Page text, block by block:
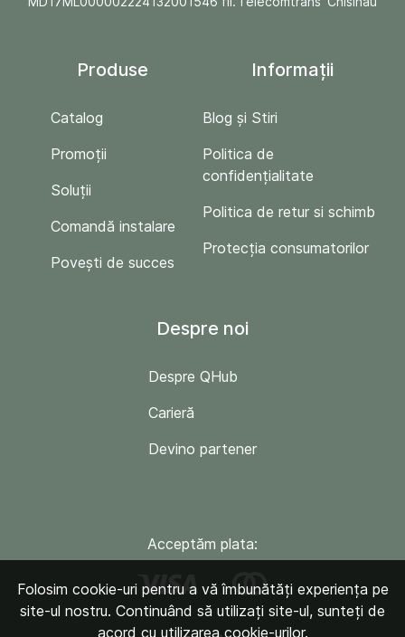
Produse
Catalog
Promoții
Soluții
Comandă instalare
Povești de succes
Informații
Blog și Stiri
Politica de
confidențialitate
Politica de retur si schimb
Protecția consumatorilor
Despre noi
Despre QHub
Carieră
Devino partener
Acceptăm plata:
Folosim cookie-uri pentru a vă îmbunătăți experiența pe
site-ul nostru. Continuând să utilizați site-ul, sunteți de
acord cu utilizarea cookie-urilor.